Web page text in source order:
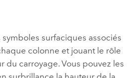
surfaciques associés
colonne et jouant le rôle
du carroyage. Vous pouvez les